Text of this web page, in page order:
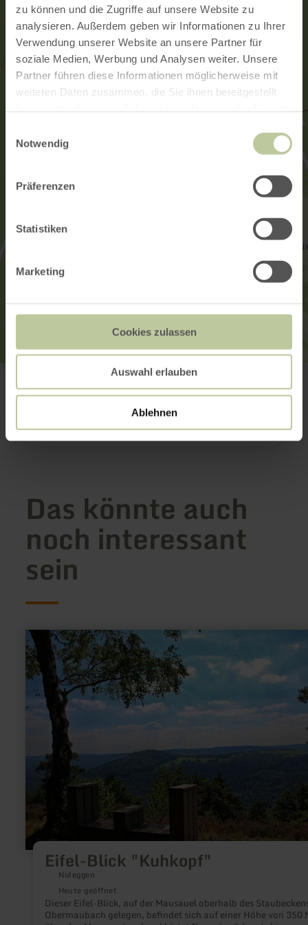
zu können und die Zugriffe auf unsere Website zu
analysieren. Außerdem geben wir Informationen zu Ihrer
Verwendung unserer Website an unsere Partner für
soziale Medien, Werbung und Analysen weiter. Unsere
Partner führen diese Informationen möglicherweise mit
weiteren Daten zusammen, die Sie ihnen bereitgestellt
Notwendig
Präferenzen
Statistiken
Marketing
Cookies zulassen
Auswahl erlauben
Ablehnen
54597 Ormont
in Karte anzeigen
Das könnte auch
noch interessant
sein
Eifel-Blick "Kuhkopf"
Nideggen
Heute geöffnet
Dieser Eifel-Blick, auf der Mausauel oberhalb des
Obermaubach gelegen, befindet sich auf einer Höhe von 350
mehr
erfahren
zu:
Eifel-
Blick
"Kuhkopf"